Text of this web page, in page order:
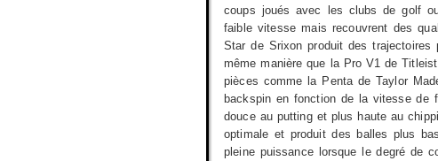
coups joués avec les clubs de golf
faible vitesse mais recouvrent des
Star de Srixon produit des
même manière que la Pro V1 de
pièces comme la Penta de Taylor
backspin en fonction de la vitesse de
douce au putting et plus haute au
optimale et produit des balles plus
pleine puissance lorsque le degré de